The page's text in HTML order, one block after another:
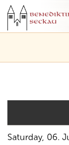
Saturday, 06.